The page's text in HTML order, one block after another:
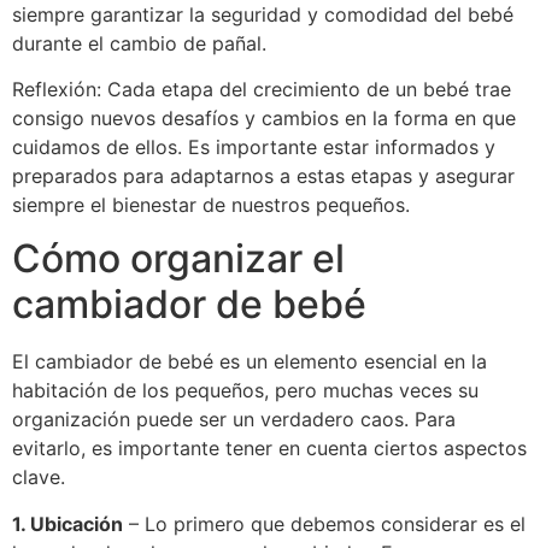
siempre garantizar la seguridad y comodidad del bebé
durante el cambio de pañal.
Reflexión: Cada etapa del crecimiento de un bebé trae
consigo nuevos desafíos y cambios en la forma en que
cuidamos de ellos. Es importante estar informados y
preparados para adaptarnos a estas etapas y asegurar
siempre el bienestar de nuestros pequeños.
Cómo organizar el
cambiador de bebé
El cambiador de bebé es un elemento esencial en la
habitación de los pequeños, pero muchas veces su
organización puede ser un verdadero caos. Para
evitarlo, es importante tener en cuenta ciertos aspectos
clave.
1. Ubicación – Lo primero que debemos considerar es el